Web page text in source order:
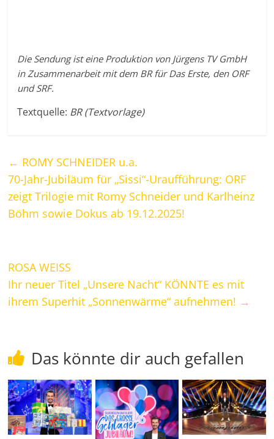
Die Sendung ist eine Produktion von Jürgens TV GmbH
in Zusammenarbeit mit dem BR für Das Erste, den ORF
und SRF.
Textquelle: BR (Textvorlage)
← ROMY SCHNEIDER u.a.
70-Jahr-Jubiläum für „Sissi“-Uraufführung: ORF
zeigt Trilogie mit Romy Schneider und Karlheinz
Böhm sowie Dokus ab 19.12.2025!
ROSA WEISS
Ihr neuer Titel „Unsere Nacht“ KÖNNTE es mit
ihrem Superhit „Sonnenwärme“ aufnehmen! →
Das könnte dir auch gefallen